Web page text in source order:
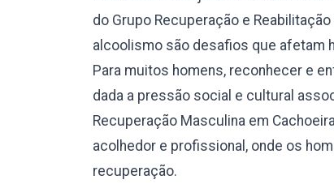
do Grupo Recuperação e
alcoolismo são desafios que afetam
Para muitos homens, reconhecer e
dada a pressão social e cultural
Recuperação Masculina em
acolhedor e profissional, onde os
recuperação.